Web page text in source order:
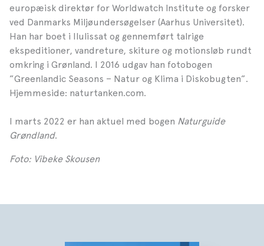
europæisk direktør for Worldwatch Institute og forsker
ved Danmarks Miljøundersøgelser (Aarhus Universitet).
Han har boet i Ilulissat og gennemført talrige
ekspeditioner, vandreture, skiture og motionsløb rundt
omkring i Grønland. I 2016 udgav han fotobogen
”Greenlandic Seasons – Natur og Klima i Diskobugten”.
Hjemmeside: naturtanken.com.
I marts 2022 er han aktuel med bogen Naturguide
Grøndland.
Foto: Vibeke Skousen